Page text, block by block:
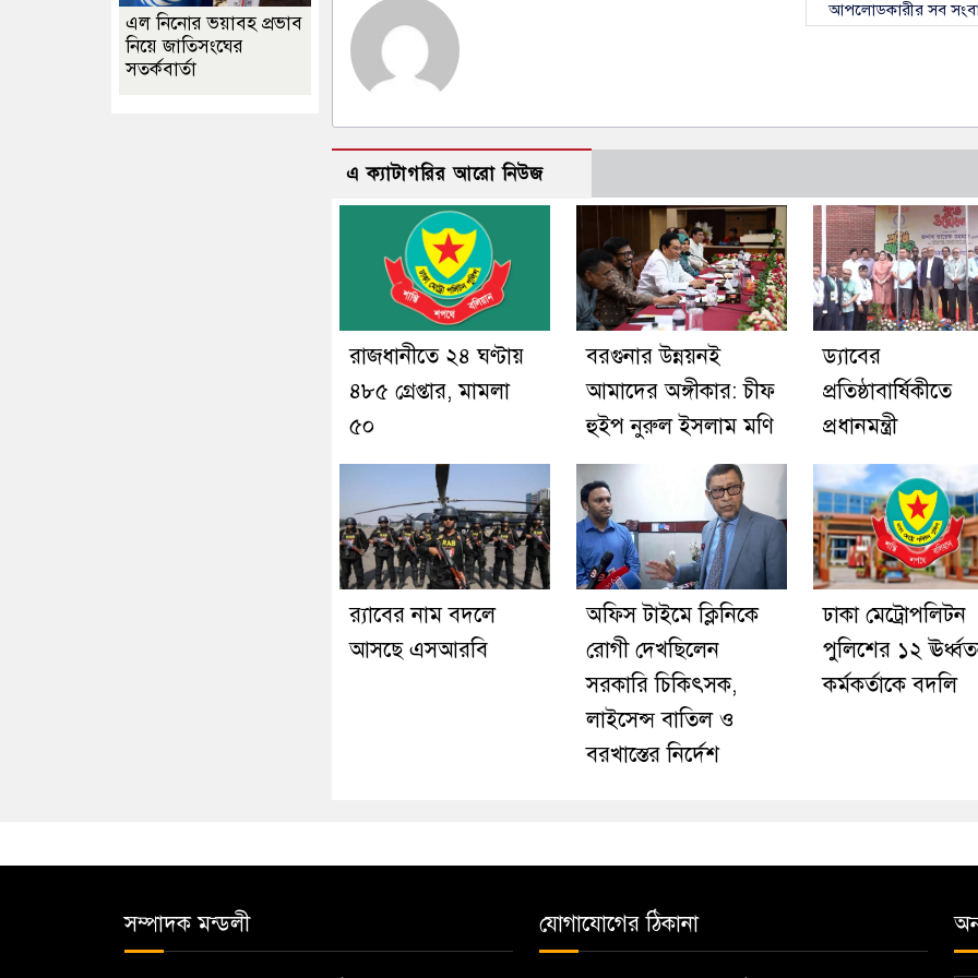
আপলোডকারীর সব
এ ক্যাটাগরির আরো নিউজ
রাজধানীতে ২৪ ঘণ্টায়
৪৮৫ গ্রেপ্তার, মামলা
৫০
বরগুনার উন্নয়নই
আমাদের অঙ্গীকার: চীফ
হুইপ নুরুল ইসলাম মণি
ড্যাবের
প্রতিষ্ঠাবার্ষিকীতে
প্রধানমন্ত্রী
র‍্যাবের নাম বদলে
আসছে এসআরবি
অফিস টাইমে ক্লিনিকে
রোগী দেখছিলেন
সরকারি চিকিৎসক,
লাইসেন্স বাতিল ও
বরখাস্তের নির্দেশ
ঢাকা মেট্রোপলিটন
পুলিশের ১২
কর্মকর্তাকে বদলি
এল নিনোর ভয়াবহ প্রভাব
নিয়ে জাতিসংঘের
সতর্কবার্তা
সম্পাদক মন্ডলী যোগাযোগের ঠিকানা